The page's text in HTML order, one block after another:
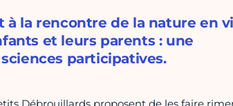
la rencontre de la nature en
et leurs parents : une
participatives.